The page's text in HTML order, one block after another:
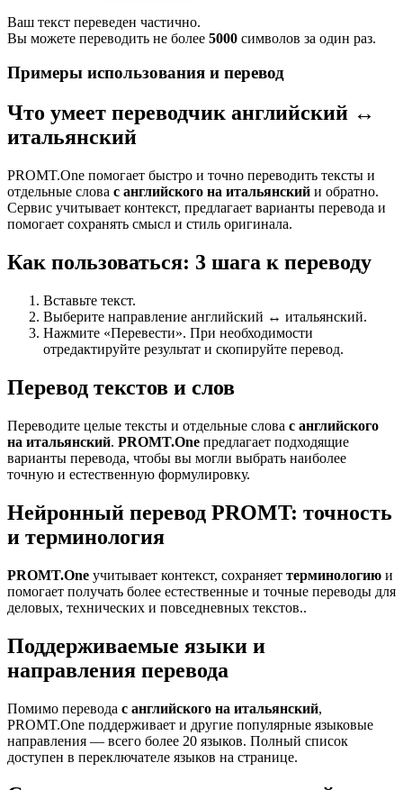
Ваш текст переведен частично.
Вы можете переводить не более 5000 символов за один раз.
Примеры использования и перевод
Что умеет переводчик английский ↔
итальянский
PROMT.One помогает быстро и точно переводить тексты и
отдельные слова с английского на итальянский и обратно.
Сервис учитывает контекст, предлагает варианты перевода и
помогает сохранять смысл и стиль оригинала.
Как пользоваться: 3 шага к переводу
Вставьте текст.
Выберите направление английский ↔ итальянский.
Нажмите «Перевести». При необходимости
отредактируйте результат и скопируйте перевод.
Перевод текстов и слов
Переводите целые тексты и отдельные слова с английского
на итальянский. PROMT.One предлагает подходящие
варианты перевода, чтобы вы могли выбрать наиболее
точную и естественную формулировку.
Нейронный перевод PROMT: точность
и терминология
PROMT.One учитывает контекст, сохраняет терминологию и
помогает получать более естественные и точные переводы для
деловых, технических и повседневных текстов..
Поддерживаемые языки и
направления перевода
Помимо перевода с английского на итальянский,
PROMT.One поддерживает и другие популярные языковые
направления — всего более 20 языков. Полный список
доступен в переключателе языков на странице.